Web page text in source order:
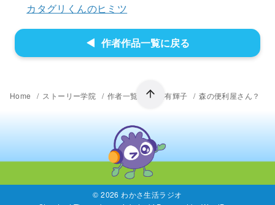
カタグリくんのヒミツ
作者作品一覧に戻る
Home ストーリー学院 作者一覧 伊藤有輝子 森の便利屋さん？
© 2026 わかさ生活ラジオ